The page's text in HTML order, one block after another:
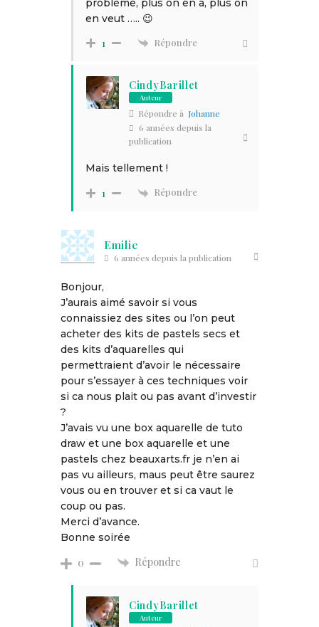
problème, plus on en a, plus on
en veut ….. 😉
1 Répondre
CindyBarillet
Auteur
Répondre à Johanne
6 années depuis la
publication
Mais tellement !
1 Répondre
Emilie
6 années depuis la publication
Bonjour,
J’aurais aimé savoir si vous
connaissiez des sites ou l’on peut
acheter des kits de pastels secs et
des kits d’aquarelles qui
permettraient d’avoir le nécessaire
pour s’essayer à ces techniques voir
si ca nous plait ou pas avant d’investir
?
J’avais vu une box aquarelle de tuto
draw et une box aquarelle et une
pastels chez beauxarts.fr je n’en ai
pas vu ailleurs, maus peut être saurez
vous ou en trouver et si ca vaut le
coup ou pas.
Merci d’avance.
Bonne soirée
0 Répondre
CindyBarillet
Auteur